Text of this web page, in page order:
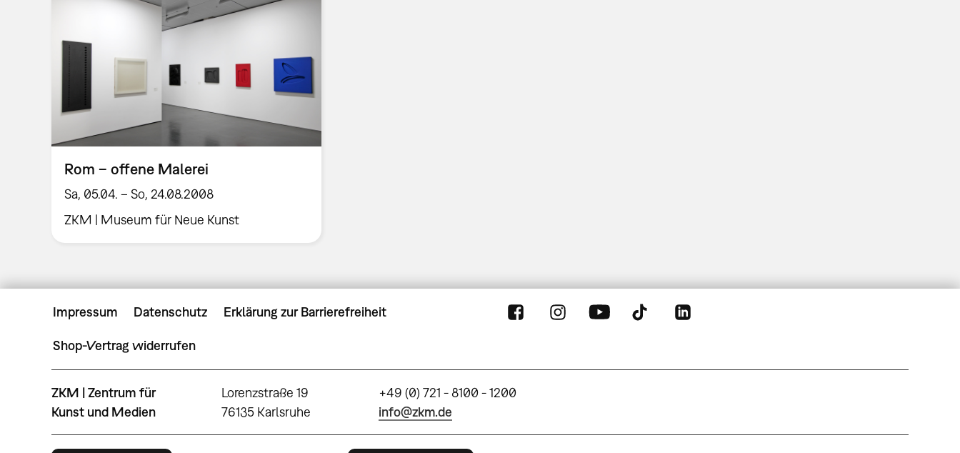
Rom – offene Malerei
Sa, 05.04. – So, 24.08.2008
ZKM | Museum für Neue Kunst
Impressum Datenschutz Erklärung zur Barrierefreiheit
Shop-Vertrag widerrufen
ZKM | Zentrum für
Kunst und Medien
Lorenzstraße 19
76135 Karlsruhe
+49 (0) 721 - 8100 - 1200
info@zkm.de